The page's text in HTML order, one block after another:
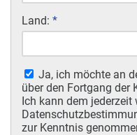
Land: *
Ja, ich möchte an
über den Fortgang der
Ich kann dem jederzeit
zur Kenntnis